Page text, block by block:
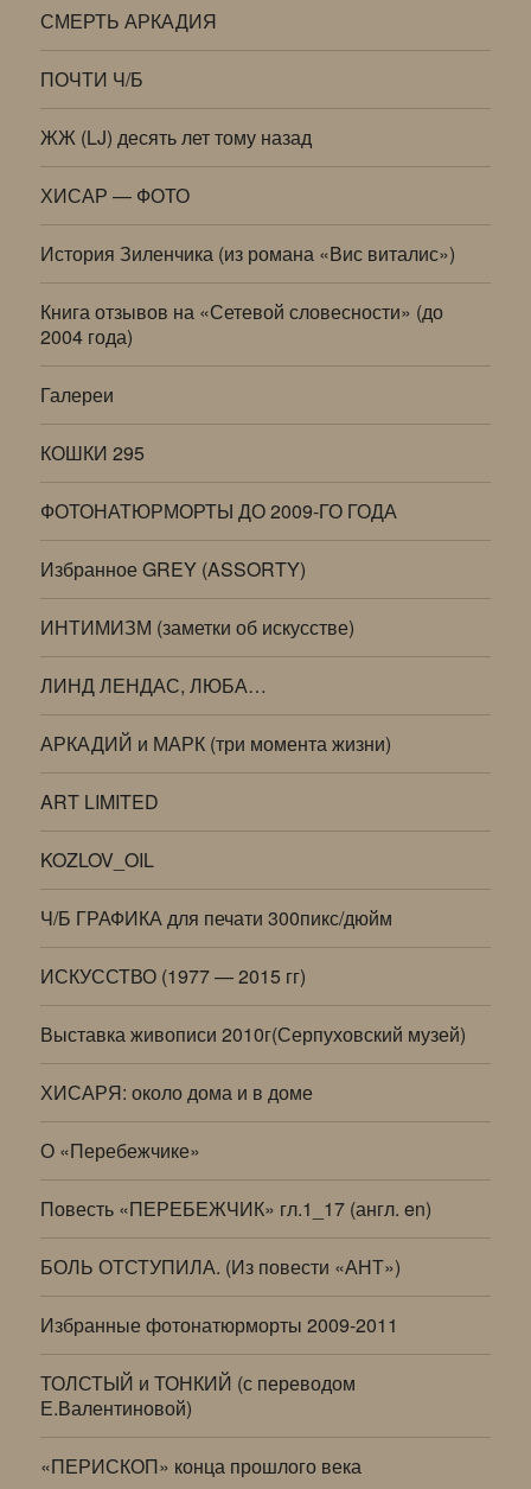
СМЕРТЬ АРКАДИЯ
ПОЧТИ Ч/Б
ЖЖ (LJ) десять лет тому назад
ХИСАР — ФОТО
История Зиленчика (из романа «Вис виталис»)
Книга отзывов на «Сетевой словесности» (до
2004 года)
Галереи
КОШКИ 295
ФОТОНАТЮРМОРТЫ ДО 2009-ГО ГОДА
Избранное GREY (ASSORTY)
ИНТИМИЗМ (заметки об искусстве)
ЛИНД ЛЕНДАС, ЛЮБА…
АРКАДИЙ и МАРК (три момента жизни)
ART LIMITED
KOZLOV_OIL
Ч/Б ГРАФИКА для печати 300пикс/дюйм
ИСКУССТВО (1977 — 2015 гг)
Выставка живописи 2010г(Серпуховский музей)
ХИСАРЯ: около дома и в доме
О «Перебежчике»
Повесть «ПЕРЕБЕЖЧИК» гл.1_17 (англ. en)
БОЛЬ ОТСТУПИЛА. (Из повести «АНТ»)
Избранные фотонатюрморты 2009-2011
ТОЛСТЫЙ и ТОНКИЙ (с переводом
Е.Валентиновой)
«ПЕРИСКОП» конца прошлого века